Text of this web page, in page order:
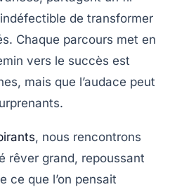
de transformer
Chaque parcours met en
vers le succès est
mais que l’audace peut
, nous rencontrons
rêver grand, repoussant
ce que l’on pensait